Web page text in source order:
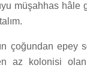
müşahhas hâle
çoğundan epey
az kolonisi